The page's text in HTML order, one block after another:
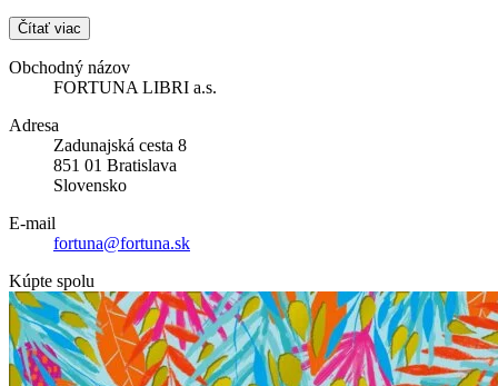
Čítať viac
Obchodný názov
FORTUNA LIBRI a.s.
Adresa
Zadunajská cesta 8
851 01 Bratislava
Slovensko
E-mail
fortuna@fortuna.sk
Kúpte spolu